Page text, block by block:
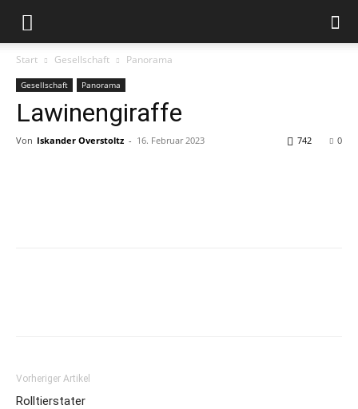
Start Gesellschaft Panorama
Gesellschaft Panorama
Lawinengiraffe
Von Iskander Overstoltz - 16. Februar 2023 0
742
Vorheriger Artikel
Rolltierstater